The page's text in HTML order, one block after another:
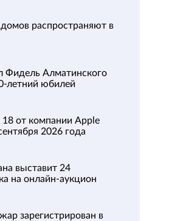
распространяют в
Фидель Алматинского
летний юбилей
18 от компании Apple
2026 года
выставит 24
на онлайн-аукцион
зарегистрирован в